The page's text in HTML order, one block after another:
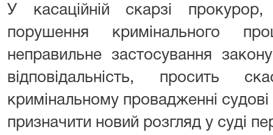
У касаційній скарзі
порушення кримінального
неправильне застосування
відповідальність, просить
кримінальному провадженні
призначити новий розгляд у суді